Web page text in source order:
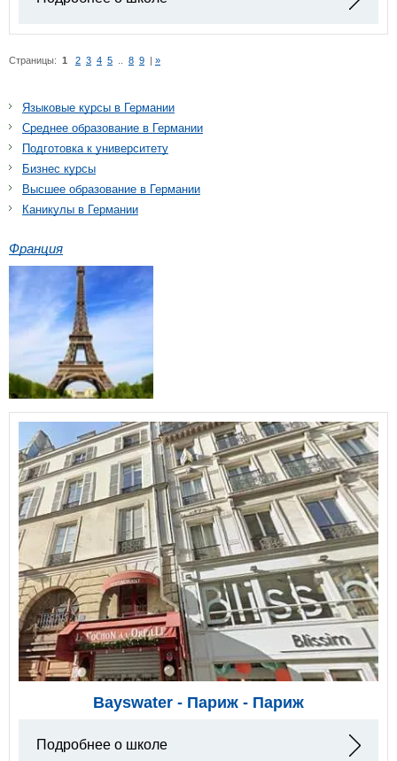
Страницы: 1 2 3 4 5 8 9 | »
Языковые курсы в Германии
Среднее образование в Германии
Подготовка к университету
Бизнес курсы
Высшее образование в Германии
Каникулы в Германии
Франция
Bayswater - Париж - Париж
Подробнее о школе